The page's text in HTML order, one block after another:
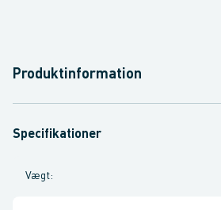
Produktinformation
Specifikationer
Vægt: